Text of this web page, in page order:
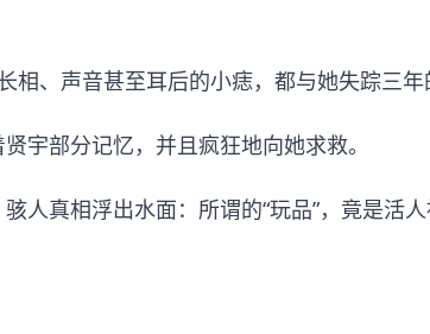
相、声音甚至耳后的小痣，都与她失踪三年
宇部分记忆，并且疯狂地向她求救。
人真相浮出水面：所谓的“玩品”，竟是活人